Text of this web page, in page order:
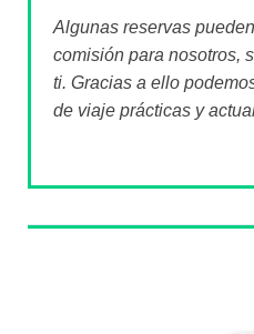
Algunas reservas
comisión para nosotros,
ti. Gracias a ello
de viaje prácticas y